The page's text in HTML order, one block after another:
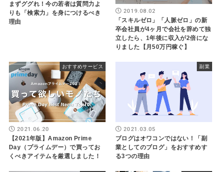
まずググれ！今の若者は質問力よ
りも「検索力」を身につけるべき
理由
2019.08.02
「スキルゼロ」「人脈ゼロ」の新
卒会社員が4ヶ月で会社を辞めて独
立したら、1年後に収入が2倍にな
りました【月50万円稼ぐ】
おすすめサービス
2021.06.20
【2021年版】Amazon Prime
Day（プライムデー）で買ってお
くべきアイテムを厳選しました！
副業
2021.03.05
ブログはオワコンではない！「副
業としてのブログ」をおすすめす
る3つの理由